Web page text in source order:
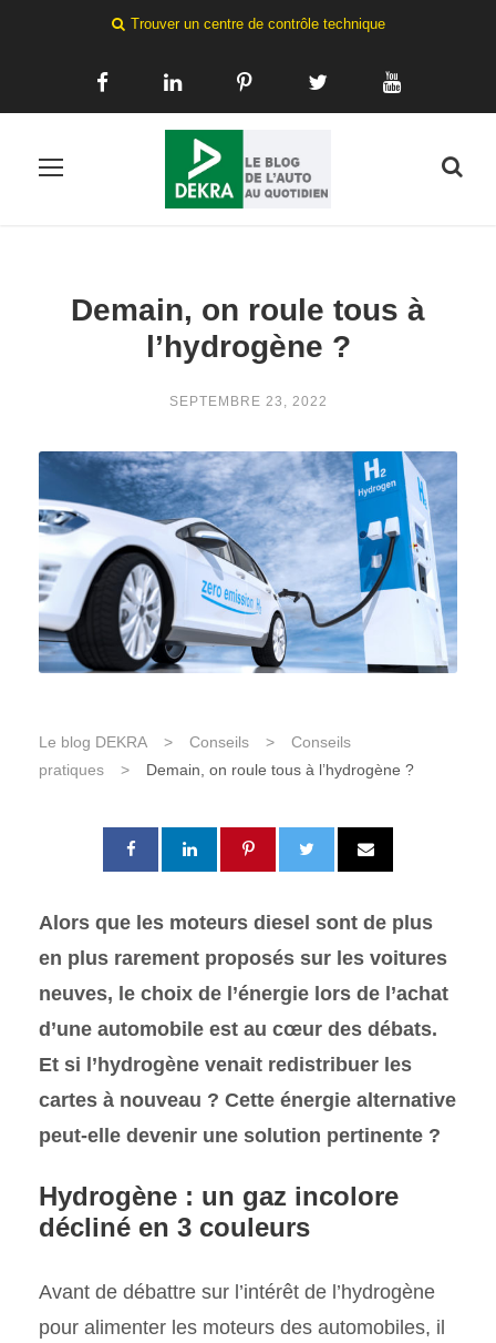
Trouver un centre de contrôle technique
Demain, on roule tous à
l’hydrogène ?
SEPTEMBRE 23, 2022
Le blog DEKRA > Conseils >
Conseils
pratiques
> Demain, on roule tous à l’hydrogène ?
Alors que les moteurs diesel sont de plus
en plus rarement proposés sur les voitures
neuves, le choix de l’énergie lors de l’achat
d’une automobile est au cœur des débats.
Et si l’hydrogène venait redistribuer les
cartes à nouveau ? Cette énergie alternative
peut-elle devenir une solution pertinente ?
Hydrogène : un gaz incolore
décliné en 3 couleurs
Avant de débattre sur l’intérêt de l’hydrogène
pour alimenter les moteurs des automobiles, il